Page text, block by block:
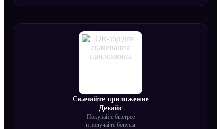
Скачайте приложение
Девайс
Покупайте быстрее
и получайте бонусы